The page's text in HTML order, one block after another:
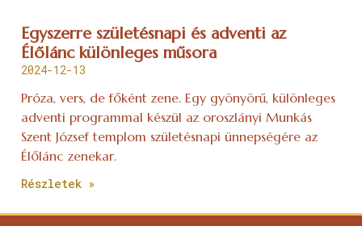
Egyszerre születésnapi és adventi az
Élőlánc különleges műsora
2024-12-13
Próza, vers, de főként zene. Egy gyönyörű, különleges
adventi programmal készül az oroszlányi Munkás
Szent József templom születésnapi ünnepségére az
Élőlánc zenekar.
Részletek »